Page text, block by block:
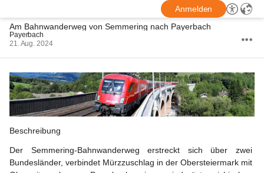
Anmelden
Am Bahnwanderweg von Semmering nach Payerbach
Payerbach
21. Aug. 2024
Beschreibung
Der Semmering-Bahnwanderweg erstreckt sich über zwei
Bundesländer, verbindet Mürzzuschlag in der Obersteiermark mit